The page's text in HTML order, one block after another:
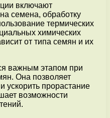
включают
семена, обработку
термических
химических
от типа семян и их
важным этапом при
Она позволяет
ускорить прорастание
возможности